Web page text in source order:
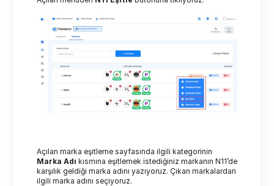
Marka Adı kısmına eşitlemek istediğiniz markanın N11’de
karşılık geldiği marka adını yazıyoruz. Çıkan markalardan
ilgili marka adını seçiyoruz.